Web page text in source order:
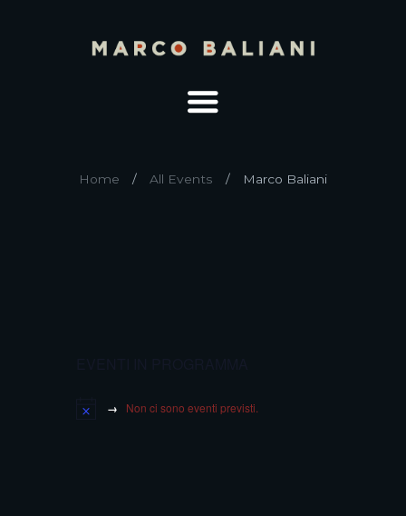
Home All Events Marco Baliani
Non ci sono eventi previsti.